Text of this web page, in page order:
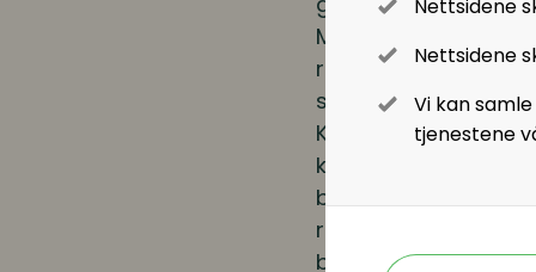
Nettsidene
Nettsidene
Vi kan
tjenestene
Men den artikkelen
rekke nye stillinger
ser at
Kreativitet og
karakterstyrke øker
blir så store og
rene GDPR-
blikket når noen